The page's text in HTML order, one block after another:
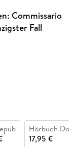
Commissario
Fall
Hörbuch
17,95 €